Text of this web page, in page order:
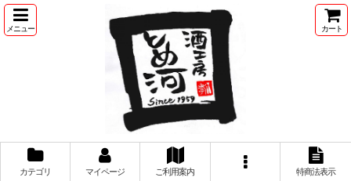
メニュー カート
カテゴリ マイページ ご利用案内 特商法表示